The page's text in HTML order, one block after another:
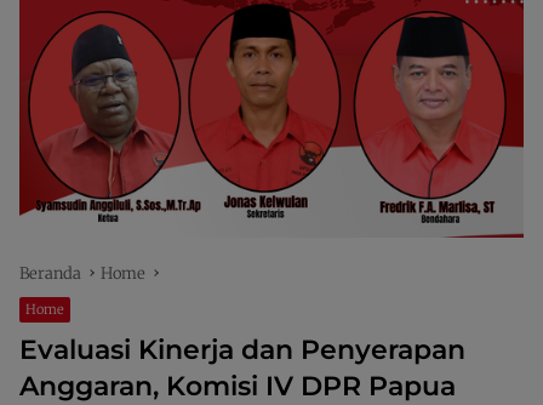
Beranda Home
Home
Evaluasi Kinerja dan Penyerapan
Anggaran, Komisi IV DPR Papua